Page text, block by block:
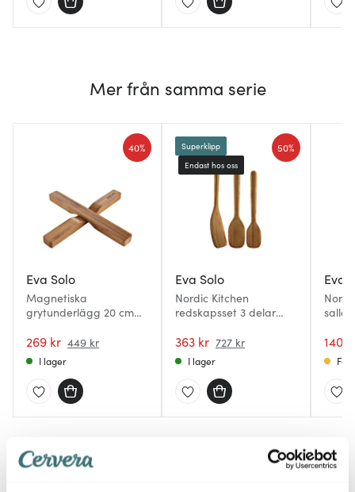
Mer från samma serie
Eva Solo
Magnetiska
grytunderlägg 20 cm
269 kr 449 kr
40%
I lager
Eva Solo
Nordic Kitchen
redskapsset 3 delar
363 kr 727 kr
50%
Superklipp
Endast hos oss
I lager
Eva
140
Få